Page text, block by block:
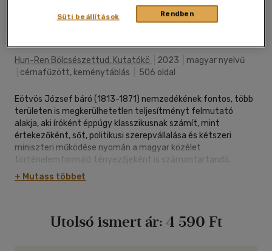
Kívánságlistához adom
Hun-Ren Bölcsészettud. Kutatókö 2023
magyar nyelvű
cérnafűzött, keménytáblás 506 oldal
Eötvös József báró (1813-1871) nemzedékének fontos, több
területen is megkerülhetetlen teljesítményt felmutató
alakja, aki íróként éppúgy klasszikusnak számít, mint
értekezőként, sőt, politikusi szerepvállalása és kétszeri
miniszteri működése nyomán a magyar közélet
történelemformáló tényezőjeként is számontartandó.
Életművének filológiai feldolgozása messze elmaradt ettől a
vitathatatlan jelentőségtől: sem az irodalomtörténet, sem a
forráskiadásban dolgozzák föl. Most azonban elkezdődik e
+ Mutass többet
Utolsó ismert ár: 4 590 Ft
Rendben
Süti beállítások